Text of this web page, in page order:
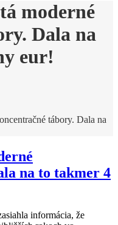
moderné
Dala na
eur!
tábory. Dala na
na to takmer 4